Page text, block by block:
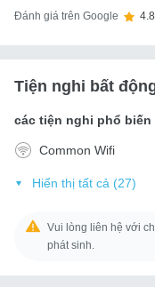
Đánh giá trên Google 4.8
Tiện nghi bất
các tiện nghi phổ biến
Common Wifi
Hiển thị tất cả (27)
Vui lòng liên hệ với
phát sinh.